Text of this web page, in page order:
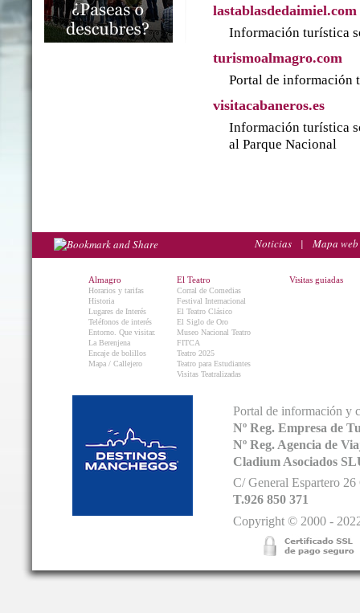
lastablasdedaimiel.com
Información turística
turismoalmagro.com
Portal de información
visitacabaneros.es
Información turística
al Parque Nacional
Noticias | Mapa web
Almagro
Horarios y tarifas
Historia
Lugares de Interés
Teléfonos de interés
Entorno. Que visitar.
La Berenjena
Encaje de bolillos
Mapa / Callejero
El Teatro
Corral de Comedias
Festival Internacional
El Teatro Clásico
El Siglo de Oro
Museo Nacional Teatro
FITCA
Teatro 2025
Teatro para Estudiantes
Visitas Teatralizadas
Visitas guiadas
Portal de información y
Nº Reg. Empresa de
Nº Reg. Agencia de
Cladium Asociados
C/ General Espartero
T.926 850 371
Copyright © 2000 -